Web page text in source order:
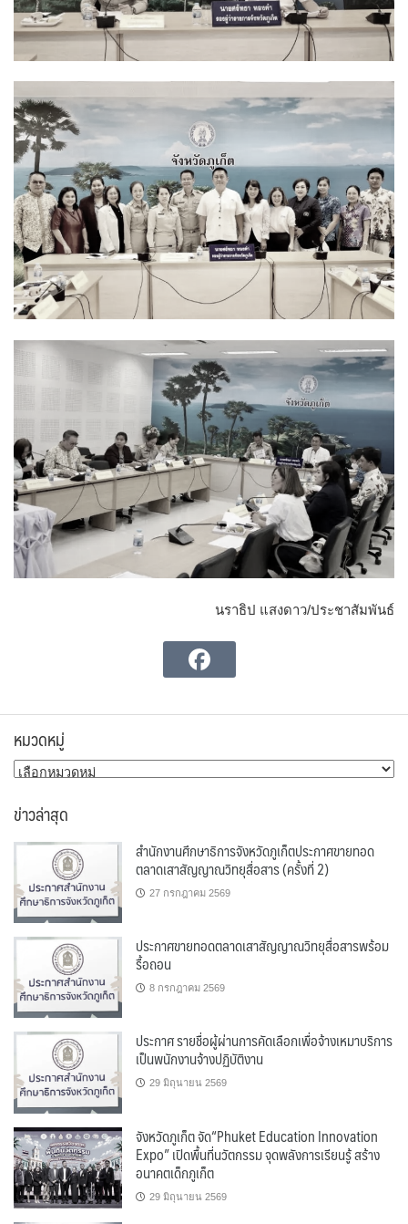
นราธิป แสงดาว/ประชาสัมพันธ์
หมวดหมู่
หมวด
ข่าวล่าสุด
สำนักงานศึกษาธิการจังหวัดภูเก็ตประกาศขายทอด
ตลาดเสาสัญญาณวิทยุสื่อสาร (ครั้งที่ 2)
27 กรกฎาคม 2569
ประกาศขายทอดตลาดเสาสัญญาณวิทยุสื่อสารพร้อม
รื้อถอน
8 กรกฎาคม 2569
ประกาศ รายชื่อผู้ผ่านการคัดเลือกเพื่อจ้างเหมาบริการ
เป็นพนักงานจ้างปฏิบัติงาน
29 มิถุนายน 2569
จังหวัดภูเก็ต จัด“Phuket Education Innovation
Expo” เปิดพื้นที่นวัตกรรม จุดพลังการเรียนรู้ สร้าง
อนาคตเด็กภูเก็ต
29 มิถุนายน 2569